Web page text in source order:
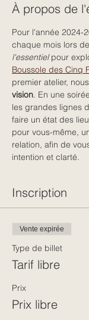
À propos de
Pour l'année 2024-
chaque mois lors
l'essentiel pour
Boussole des Cinq
premier atelier,
vision. En une
les grandes lignes
faire un état des
pour vous-même,
relation, afin de
intention et clarté.
Inscription
Vente expirée
Type de billet
Tarif libre
Prix
Prix libre